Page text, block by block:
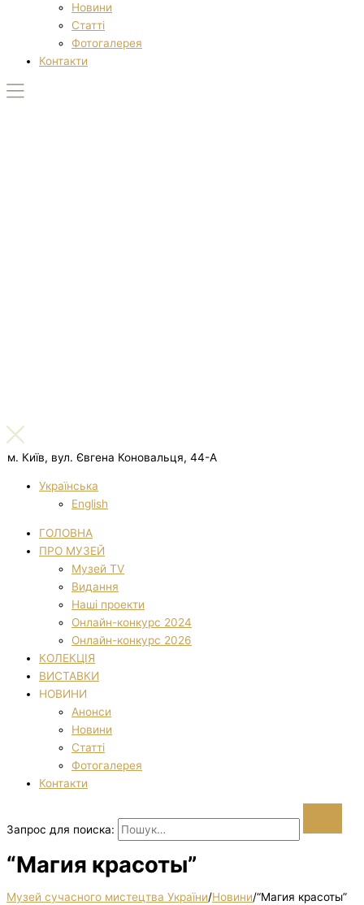
Новини
Статті
Фотогалерея
Контакти
м. Київ, вул. Євгена Коновальця, 44-А
Українська
English
ГОЛОВНА
ПРО МУЗЕЙ
Музей TV
Видання
Наші проекти
Онлайн-конкурс 2024
Онлайн-конкурс 2026
КОЛЕКЦІЯ
ВИСТАВКИ
НОВИНИ
Анонси
Новини
Статті
Фотогалерея
Контакти
Запрос для поиска:
“Магия красоты”
Музей сучасного мистецтва України/Новини/“Магия красоты”